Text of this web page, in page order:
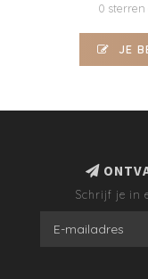
0
JE
Schrijf je in